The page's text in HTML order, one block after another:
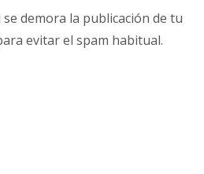
demora la publicación de tu
evitar el spam habitual.